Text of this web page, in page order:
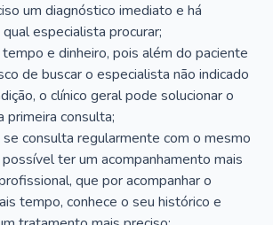
um diagnóstico imediato e há
especialista procurar;
tempo e dinheiro, pois além do paciente
de buscar o especialista não indicado
o clínico geral pode solucionar o
primeira consulta;
se consulta regularmente com o mesmo
ter um acompanhamento mais
que por acompanhar o
tempo, conhece o seu histórico e